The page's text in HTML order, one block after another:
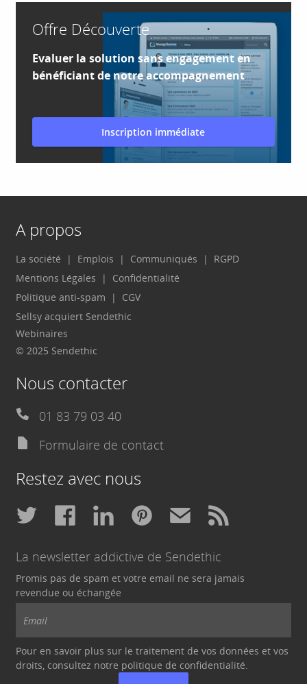
Offre Découverte
Evaluer la solution sans engagement en
bénéficiant de notre accompagnement
Inscription immédiate
A propos
La société Emplois Communiqués
RGPD
Mentions Légales
Confidentialité
Politique anti-spam
CGV
Sellsy acquiert Sendethic
Webinaires
© 2025 Sendethic
Nous contacter
01 83 79 03 40
Formulaire de contact
Restez avec nous
La newsletter addictive de Sendethic
Promis pas de spam et votre email ne sera jamais
revendue ou échangée
Pour en savoir plus sur le traitement de vos données et vos
droits, consultez notre politique de confidentialité.